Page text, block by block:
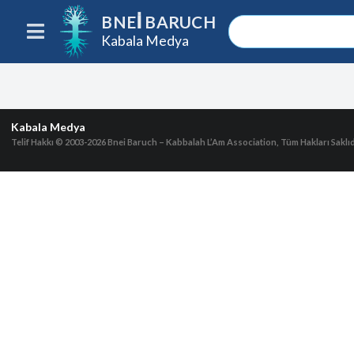
BNEI BARUCH
Kabala Medya
Kabala Medya
Telif Hakkı © 2003-2026Bnei Baruch – Kabbalah L’Am Association, Tüm Hakları